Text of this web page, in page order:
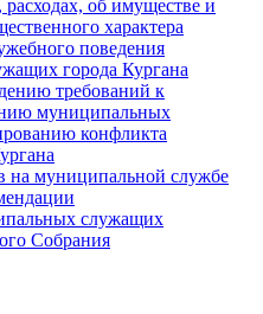
об имуществе и
характера
поведения
города Кургана
требований к
муниципальных
конфликта
на муниципальной службе
служащих
Cобрания